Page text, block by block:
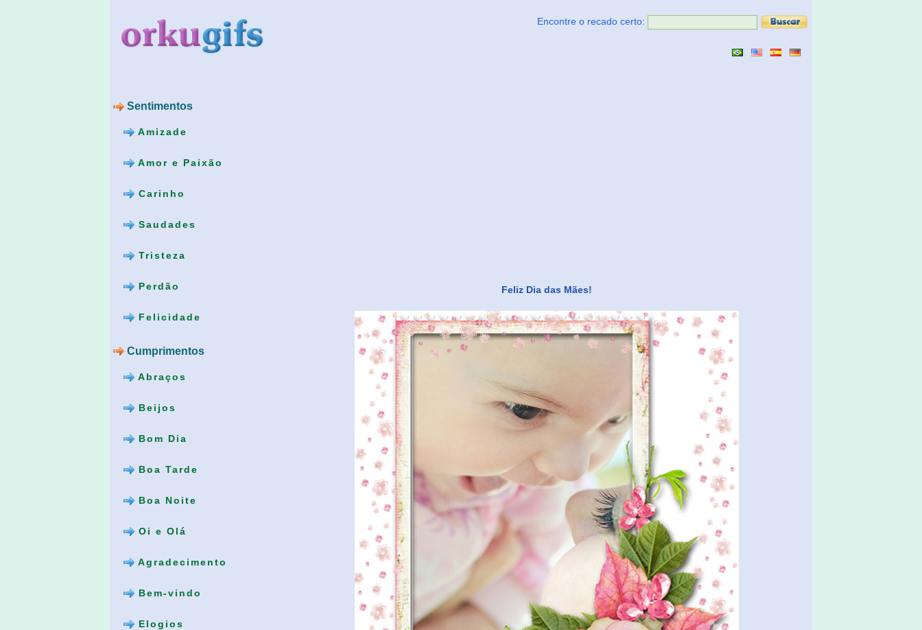
Sentimentos
Amizade
Amor e Paixão
Carinho
Saudades
Tristeza
Perdão
Felicidade
Cumprimentos
Abraços
Beijos
Bom Dia
Boa Tarde
Boa Noite
Oi e Olá
Agradecimento
Bem-vindo
Elogios
Encontre o recado certo:
Feliz Dia das Mães!